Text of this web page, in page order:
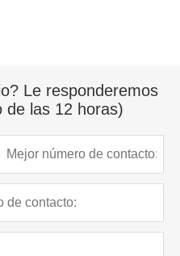
Le responderemos
de las 12 horas)